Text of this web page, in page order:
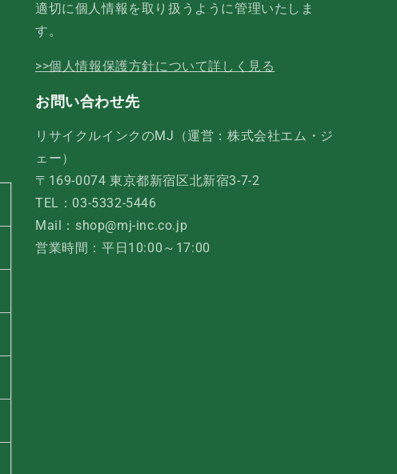
適切に個人情報を取り扱うように管理いたしま
す。
>>個人情報保護方針について詳しく見る
お問い合わせ先
リサイクルインクのMJ（運営：株式会社エム・ジ
ェー）
〒169-0074 東京都新宿区北新宿3-7-2
TEL：03-5332-5446
Mail：shop@mj-inc.co.jp
営業時間：平日10:00～17:00